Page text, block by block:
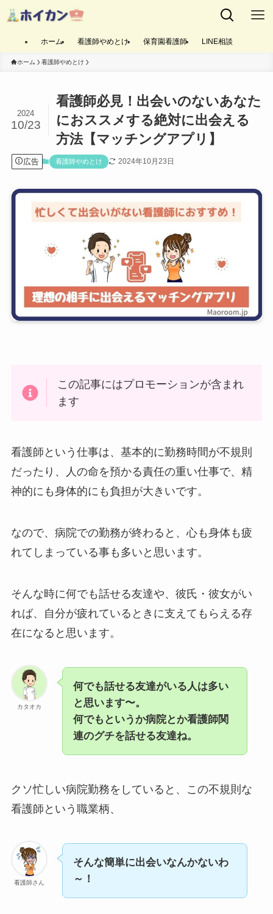
ホーム 看護師やめとけ 保育園看護師 LINE相談
ホーム 看護師やめとけ
看護師必見！出会いのないあなた
におススメする絶対に出会える
方法【マッチングアプリ】
2024
10/23
広告 看護師やめとけ 2024年10月23日
この記事にはプロモーションが含まれ
ます
看護師という仕事は、基本的に勤務時間が不規則
だったり、人の命を預かる責任の重い仕事で、精
神的にも身体的にも負担が大きいです。
なので、病院での勤務が終わると、心も身体も疲
れてしまっている事も多いと思います。
そんな時に何でも話せる友達や、彼氏・彼女がい
れば、自分が疲れているときに支えてもらえる存
在になると思います。
カタオカ
何でも話せる友達がいる人は多い
と思います〜。
何でもというか病院とか看護師関
連のグチを話せる友達ね。
クソ忙しい病院勤務をしていると、この不規則な
看護師という職業柄、
看護師さん
そんな簡単に出会いなんかないわ
～！